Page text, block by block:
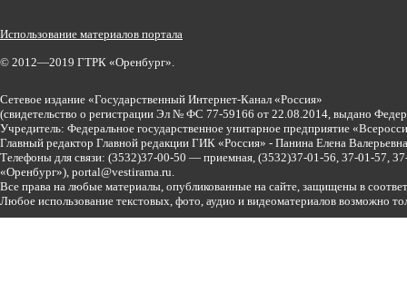
Использование материалов портала
© 2012—2019 ГТРК «Оренбург».
Сетевое издание «Государственный Интернет-Канал «Россия»
(свидетельство о регистрации Эл № ФС 77-59166 от 22.08.2014, выдано
Учредитель: Федеральное государственное унитарное предприятие
Главный редактор Главной редакции ГИК «Россия» - Панина Елена
Телефоны для связи: (3532)37-00-50 — приемная, (3532)37-01-56, 37-01-57,
«Оренбург»), portal@vestirama.ru.
Все права на любые материалы, опубликованные на сайте, защищены в
Любое использование текстовых, фото, аудио и видеоматериалов возможно